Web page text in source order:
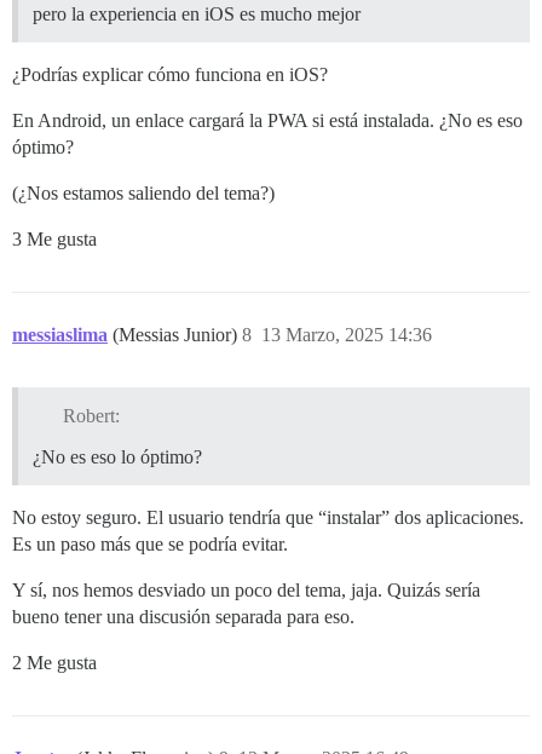
pero la experiencia en iOS es mucho mejor
¿Podrías explicar cómo funciona en iOS?
En Android, un enlace cargará la PWA si está instalada. ¿No es eso
óptimo?
(¿Nos estamos saliendo del tema?)
3 Me gusta
messiaslima (Messias Junior) 13 Marzo, 2025 14:36
8
Robert:
¿No es eso lo óptimo?
No estoy seguro. El usuario tendría que “instalar” dos aplicaciones.
Es un paso más que se podría evitar.
Y sí, nos hemos desviado un poco del tema, jaja. Quizás sería
bueno tener una discusión separada para eso.
2 Me gusta